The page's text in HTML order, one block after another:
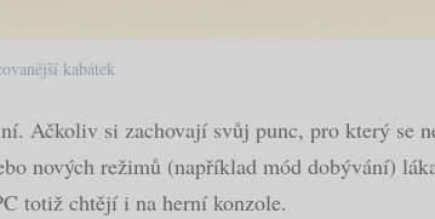
kabátek
Ačkoliv si zachovají svůj punc, pro který se
nových režimů (například mód dobývání)
totiž chtějí i na herní konzole.